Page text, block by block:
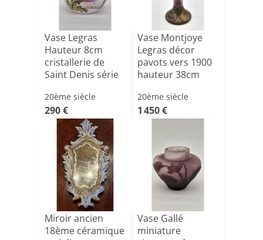
Vase Legras
Hauteur 8cm
cristallerie de
Saint Denis série
20ème siècle
290 €
Vase Montjoye
Legras décor
pavots vers 1900
hauteur 38cm
20ème siècle
1 450 €
Miroir ancien
18ème céramique
Vase Gallé
miniature